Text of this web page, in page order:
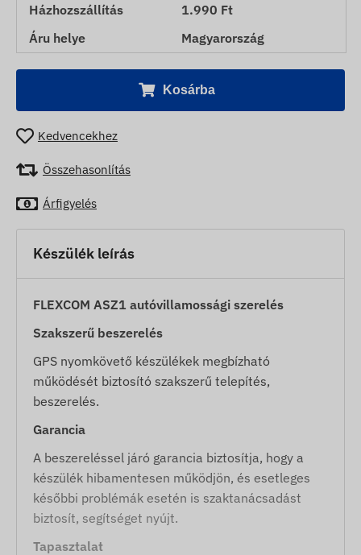
Házhozszállítás
1.990 Ft
Áru helye
Magyarország
Kosárba
Kedvencekhez
Összehasonlítás
Árfigyelés
Készülék leírás
FLEXCOM ASZ1 autóvillamossági szerelés
Szakszerű beszerelés
GPS nyomkövető készülékek megbízható
működését biztosító szakszerű telepítés,
beszerelés.
Garancia
A beszereléssel járó garancia biztosítja, hogy a
készülék hibamentesen működjön, és esetleges
későbbi problémák esetén is szaktanácsadást
biztosít, segítséget nyújt.
Tapasztalat